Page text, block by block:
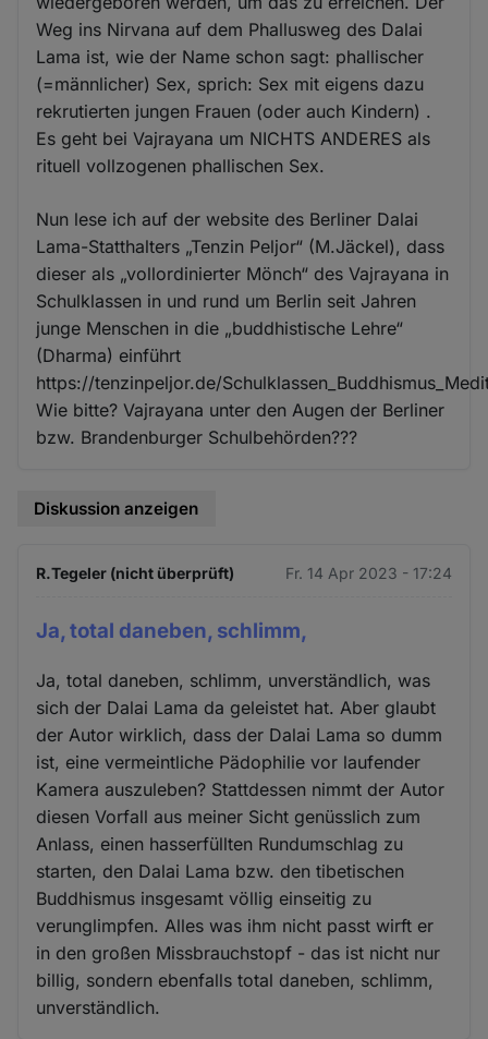
Weg ins Nirvana auf dem Phallusweg des Dalai
Lama ist, wie der Name schon sagt: phallischer
(=männlicher) Sex, sprich: Sex mit eigens dazu
rekrutierten jungen Frauen (oder auch Kindern) .
Es geht bei Vajrayana um NICHTS ANDERES als
rituell vollzogenen phallischen Sex.
Nun lese ich auf der website des Berliner Dalai
Lama-Statthalters „Tenzin Peljor“ (M.Jäckel), dass
dieser als „vollordinierter Mönch“ des Vajrayana in
Schulklassen in und rund um Berlin seit Jahren
junge Menschen in die „buddhistische Lehre“
(Dharma) einführt
https://tenzinpeljor.de/
Wie bitte? Vajrayana unter den Augen der Berliner
bzw. Brandenburger Schulbehörden???
Diskussion anzeigen
R.Tegeler (nicht überprüft) Fr. 14 Apr 2023 - 17:24
Ja, total daneben, schlimm,
Ja, total daneben, schlimm, unverständlich, was
sich der Dalai Lama da geleistet hat. Aber glaubt
der Autor wirklich, dass der Dalai Lama so dumm
ist, eine vermeintliche Pädophilie vor laufender
Kamera auszuleben? Stattdessen nimmt der Autor
diesen Vorfall aus meiner Sicht genüsslich zum
Anlass, einen hasserfüllten Rundumschlag zu
starten, den Dalai Lama bzw. den tibetischen
Buddhismus insgesamt völlig einseitig zu
verunglimpfen. Alles was ihm nicht passt wirft er
in den großen Missbrauchstopf - das ist nicht nur
billig, sondern ebenfalls total daneben, schlimm,
unverständlich.